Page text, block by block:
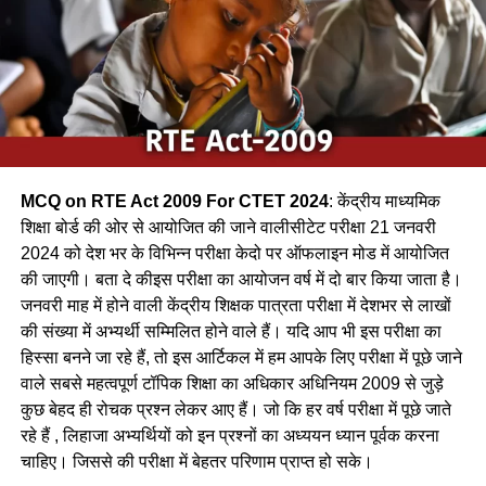
(b) कलचिडी / Kalchidi
(c) कौआ /Crow
(d) फाखता /
Ans-c
Q.2 निम्नलिखित में से कौन-सा पक्षी कैक्टस पोधे के कॉटों के बीच अपना
घोंसला बनाता है ?
(a) फाख्ता
(b) शकरखोरा
(c) बया
(d) कलचिडी
Ans-b
MCQ on RTE Act 2009 For CTET 2024: केंद्रीय माध्यमिक
शिक्षा बोर्ड की ओर से आयोजित की जाने वालीसीटेट परीक्षा 21 जनवरी
2024 को देश भर के विभिन्न परीक्षा केदो पर ऑफलाइन मोड में आयोजित
की जाएगी। बता दे कीइस परीक्षा का आयोजन वर्ष में दो बार किया जाता है।
जनवरी माह में होने वाली केंद्रीय शिक्षक पात्रता परीक्षा में देशभर से लाखों
की संख्या में अभ्यर्थी सम्मिलित होने वाले हैं। यदि आप भी इस परीक्षा का
हिस्सा बनने जा रहे हैं, तो इस आर्टिकल में हम आपके लिए परीक्षा में पूछे जाने
वाले सबसे महत्वपूर्ण टॉपिक शिक्षा का अधिकार अधिनियम 2009 से जुड़े
कुछ बेहद ही रोचक प्रश्न लेकर आए हैं। जो कि हर वर्ष परीक्षा में पूछे जाते
रहे हैं , लिहाजा अभ्यर्थियों को इन प्रश्नों का अध्ययन ध्यान पूर्वक करना
चाहिए। जिससे की परीक्षा में बेहतर परिणाम प्राप्त हो सके।